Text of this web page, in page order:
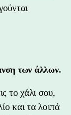
των άλλων.
το χάλι σου,
και τα λοιπά